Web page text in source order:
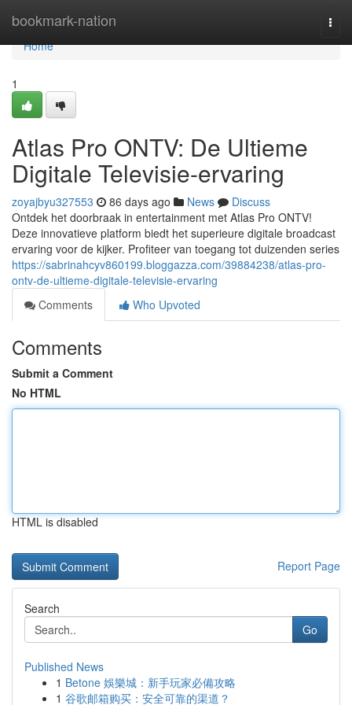
bookmark-nation
Home
Home
1
Atlas Pro ONTV: De Ultieme
Digitale Televisie-ervaring
zoyajbyu327553 86 days ago News
Discuss
Ontdek het doorbraak in entertainment met Atlas Pro ONTV!
Deze innovatieve platform biedt het superieure digitale broadcast
ervaring voor de kijker. Profiteer van toegang tot duizenden series
https://sabrinahcyv860199.bloggazza.com/39884238/atlas-pro-
ontv-de-ultieme-digitale-televisie-ervaring
Comments
Who Upvoted
Comments
Submit a Comment
No HTML
HTML is disabled
Report Page
Search
Go
Published News
1 Betone 娛樂城：新手玩家必備攻略
1 谷歌邮箱购买：安全可靠的渠道？